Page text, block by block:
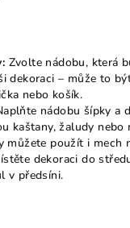
Zvolte nádobu, která
dekoraci – může to
nebo košík.
nádobu šípky a
kaštany, žaludy nebo
můžete použít i mech
dekoraci do
v předsíni.